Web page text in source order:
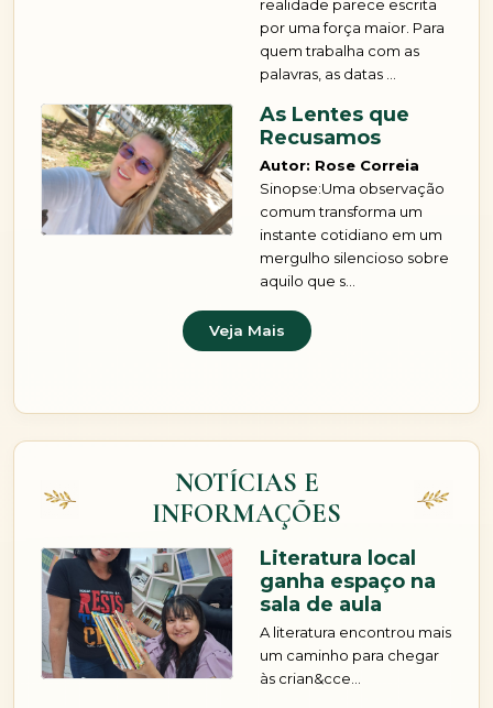
realidade parece escrita
por uma força maior. Para
quem trabalha com as
palavras, as datas ...
As Lentes que
Recusamos
Autor: Rose Correia
Sinopse:Uma observação
comum transforma um
instante cotidiano em um
mergulho silencioso sobre
aquilo que s...
Veja Mais
NOTÍCIAS E
INFORMAÇÕES
Literatura local
ganha espaço na
sala de aula
A literatura encontrou mais
um caminho para chegar
às crian&cce...